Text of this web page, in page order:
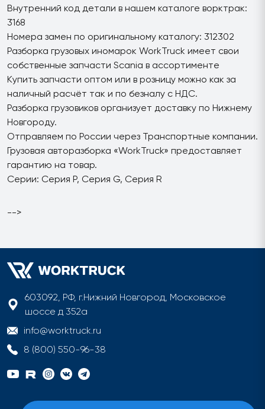
Внутренний код детали в нашем каталоге ворктрак:
3168
Номера замен по оригинальному каталогу: 312302
Разборка грузовых иномарок WorkTruck имеет свои
собственные запчасти Scania в ассортименте
Купить запчасти оптом или в розницу можно как за
наличный расчёт так и по безналу с НДС.
Разборка грузовиков организует доставку по Нижнему
Новгороду.
Отправляем по России через Транспортные компании.
Грузовая авторазборка «WorkTruck» предоставляет
гарантию на товар.
Серии: Серия P, Серия G, Серия R
-->
603092, РФ, г.Нижний Новгород, Московское
шоссе д 352а
info@worktruck.ru
8 (800) 550-96-38